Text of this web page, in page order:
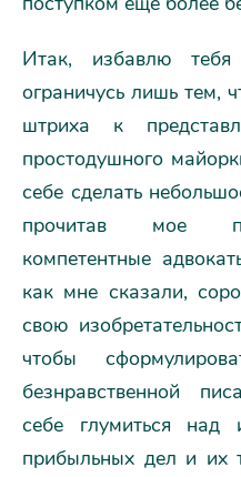
Итак, избавлю
ограничусь лишь тем,
штриха к
простодушного
себе сделать
прочитав мое
компетентные
как мне сказали,
свою
чтобы
безнравственной
себе глумиться
прибыльных дел и их